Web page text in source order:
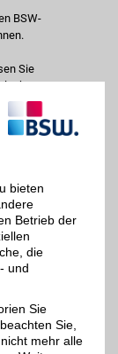
BSW-
Sie
Sie
im
bieten
Betrieb der
die
und
Sie
Sie,
mehr alle